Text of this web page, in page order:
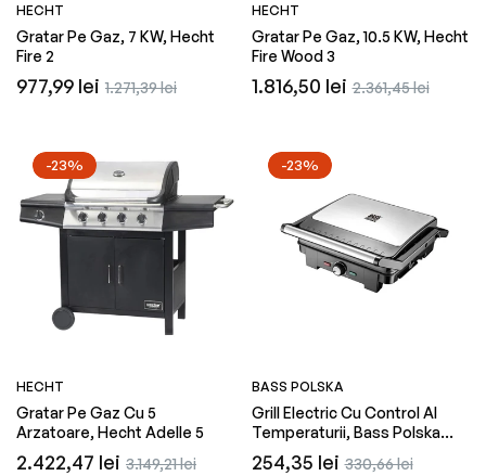
HECHT
Gratar Pe Gaz, 7 KW, Hecht
Fire 2
Preț
977,99 lei Preț
1.271,39 lei
HECHT
Gratar Pe Gaz, 10.5 KW, Hecht
Fire Wood 3
Preț
1.816,50 leiPreț
2.361,45 lei
-23%
HECHT
Gratar Pe Gaz Cu 5
Arzatoare, Hecht Adelle 5
Preț
2.422,47 lei Preț
3.149,21 lei
-23%
BASS POLSKA
Grill Electric Cu Control Al
Temperaturii, Bass Polska
10397
Preț
254,35 leiPreț
330,66 lei